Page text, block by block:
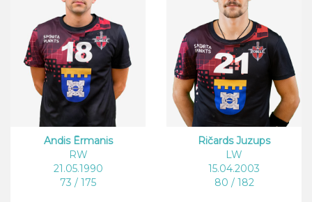
Andis Ērmanis
RW
21.05.1990
73 / 175
Ričards Juzups
LW
15.04.2003
80 / 182